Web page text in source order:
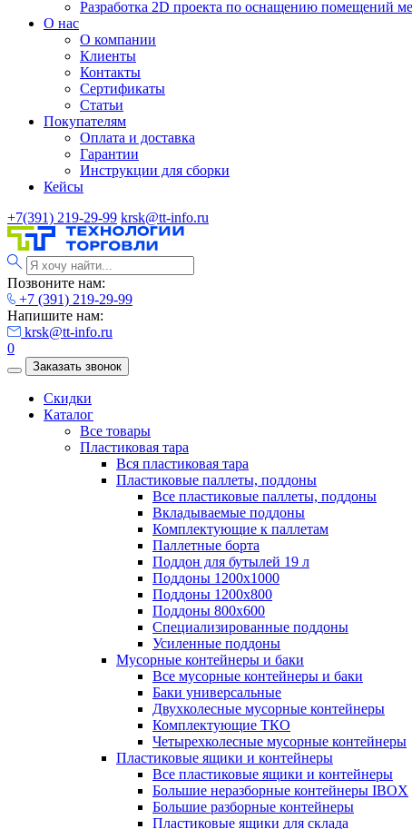
Разработка 2D проекта по оснащению помещений
О нас
О компании
Клиенты
Контакты
Сертификаты
Статьи
Покупателям
Оплата и доставка
Гарантии
Инструкции для сборки
Кейсы
+7(391) 219-29-99 krsk@tt-info.ru
Позвоните нам:
+7 (391) 219-29-99
Напишите нам:
krsk@tt-info.ru
0
Заказать звонок
Скидки
Каталог
Все товары
Пластиковая тара
Вся пластиковая тара
Пластиковые паллеты, поддоны
Все пластиковые паллеты, поддоны
Вкладываемые поддоны
Комплектующие к паллетам
Паллетные борта
Поддон для бутылей 19 л
Поддоны 1200х1000
Поддоны 1200х800
Поддоны 800х600
Специализированные поддоны
Усиленные поддоны
Мусорные контейнеры и баки
Все мусорные контейнеры и баки
Баки универсальные
Двухколесные мусорные контейнеры
Комплектующие ТКО
Четырехколесные мусорные контейнеры
Пластиковые ящики и контейнеры
Все пластиковые ящики и контейнеры
Большие неразборные контейнеры IBOX
Большие разборные контейнеры
Пластиковые ящики для склада